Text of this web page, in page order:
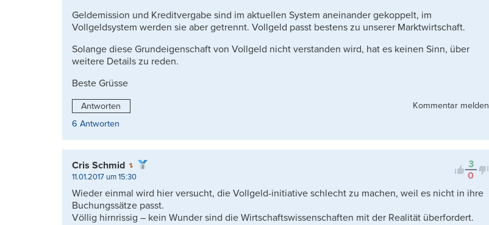
Geldemission und Kreditvergabe sind im aktuellen System aneinander gekoppelt, im
Vollgeldsystem werden sie aber getrennt. Vollgeld passt bestens zu unserer Marktwirtschaft.
Solange diese Grundeigenschaft von Vollgeld nicht verstanden wird, hat es keinen Sinn, über
weitere Details zu reden.
Beste Grüsse
Antworten
Kommentar melden
6 Antworten
3
0
Cris Schmid
11.01.2017 um 15:30
Wieder einmal wird hier versucht, die Vollgeld-initiative schlecht zu machen, weil es nicht in ihre
Buchungssätze passt.
Völlig hirnrissig – kein Wunder sind die Wirtschaftswissenschaften mit der Realität überfordert.